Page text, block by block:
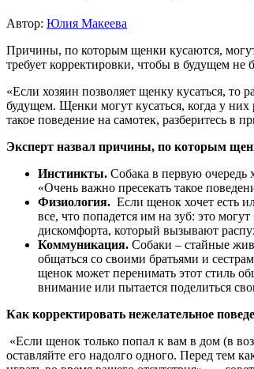
Автор: Юлия Макеева
Причины, по которым щенки кусаются,
требует корректировки, чтобы в будущем
«Если хозяин позволяет щенку кусаться,
будущем. Щенки могут кусаться, когда у
такое поведение на самотек, разберитесь в
Эксперт назвал причины, по которым
Инстинкты. Собака в первую
«Очень важно пресекать такое
Физиология. Если щенок хочет есть
все, что попадется им на зуб: это
дискомфорта, который вызывают
Коммуникация. Собаки – стайные
общаться со своими братьями и
щенок может перенимать этот стиль
внимание или пытается поделиться
Как корректировать нежелательное
«Если щенок только попал к вам в дом (в
оставляйте его надолго одного. Перед тем